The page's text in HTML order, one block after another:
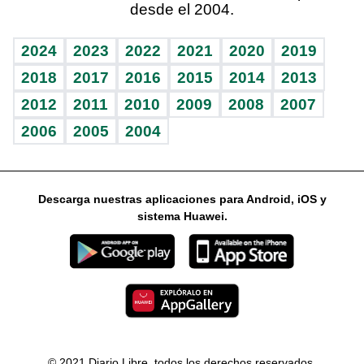
Vida y familia
Eñe
Celebrando la vida
Sin complejos
En pocas palabras
Escuchando al corazón
Economía Personal
Consulta Libre
BRV
TBT Deportivo
Más firmas
Guía del dinero
Horóscopos
desde el 2004.
2024 2023 2022 2021 2020
2019
2018
2017 2016 2015 2014
2013
2012
2011 2010 2009 2008
2007
2006
2005 2004
Descarga nuestras aplicaciones para Android, iOS y
sistema Huawei.